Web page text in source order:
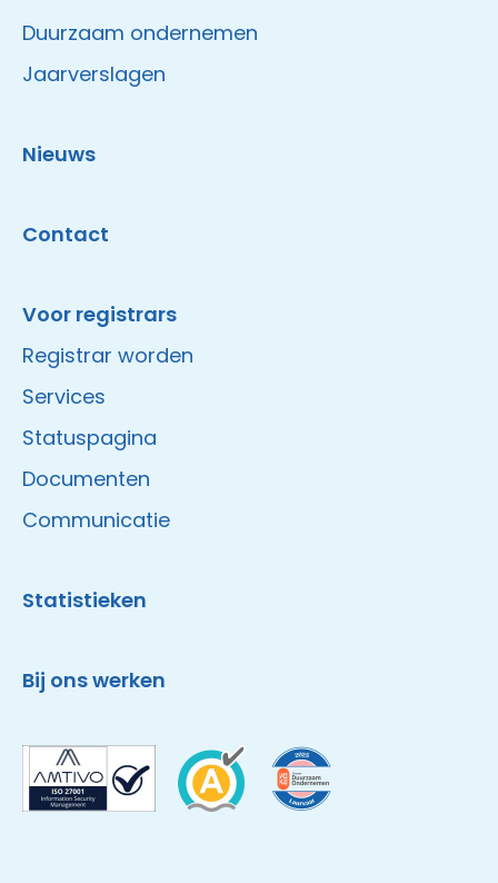
Duurzaam ondernemen
Jaarverslagen
Nieuws
Contact
Voor registrars
Registrar worden
Services
Statuspagina
Documenten
Communicatie
Statistieken
Bij ons werken